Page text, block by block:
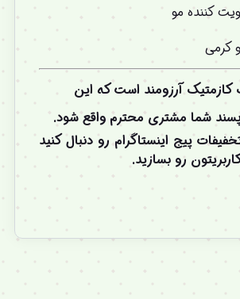
کننده مو
کرمی
آرزومند است که این
شما مشتری محترم واقع شود.
پیج اینستاگرام رو دنبال کنید
رو بسازید.